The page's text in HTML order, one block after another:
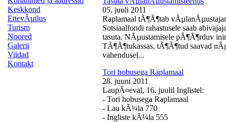
Keskkond
EttevÃµtlus
Turism
Noored
Galerii
Viidad
Kontakt
05. juuli 2011
Raplamaal tÃ¶Ã¶tab
Sotsiaalfondi rahastusele saab
tasuta. NÃµustamisele pÃ¶Ã¶rduv
TÃ¶Ã¶tukassas, tÃ¶Ã¶tud saavad
vahendusel...
Tori hobusega Raplamaal
28. juuni 2011
LaupÃ¤eval, 16. juulil Inglistel:
- Tori hobusega Raplamaal
- Lau kÃ¼la 770
- Ingliste kÃ¼la 555